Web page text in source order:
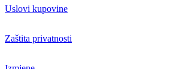
Uslovi kupovine
Zaštita privatnosti